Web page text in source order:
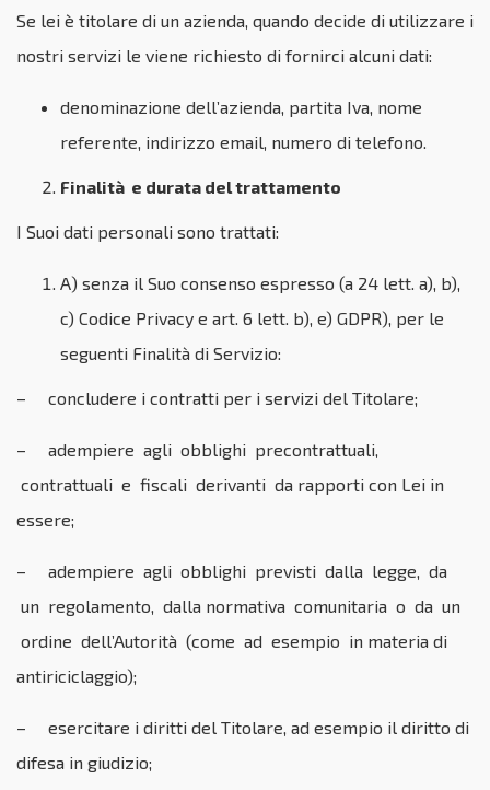
Se lei è titolare di un azienda, quando decide di utilizzare i
nostri servizi le viene richiesto di fornirci alcuni dati:
denominazione dell’azienda, partita Iva, nome
referente, indirizzo email, numero di telefono.
Finalità e durata del trattamento
I Suoi dati personali sono trattati:
A) senza il Suo consenso espresso (a 24 lett. a), b),
c) Codice Privacy e art. 6 lett. b), e) GDPR), per le
seguenti Finalità di Servizio:
– concludere i contratti per i servizi del Titolare;
– adempiere agli obblighi precontrattuali,
contrattuali e fiscali derivanti da rapporti con Lei in
essere;
– adempiere agli obblighi previsti dalla legge, da
un regolamento, dalla normativa comunitaria o da un
ordine dell’Autorità (come ad esempio in materia di
antiriciclaggio);
– esercitare i diritti del Titolare, ad esempio il diritto di
difesa in giudizio;